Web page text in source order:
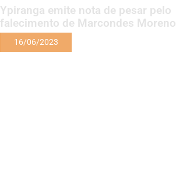
Ypiranga emite nota de pesar pelo
falecimento de Marcondes Moreno
16/06/2023